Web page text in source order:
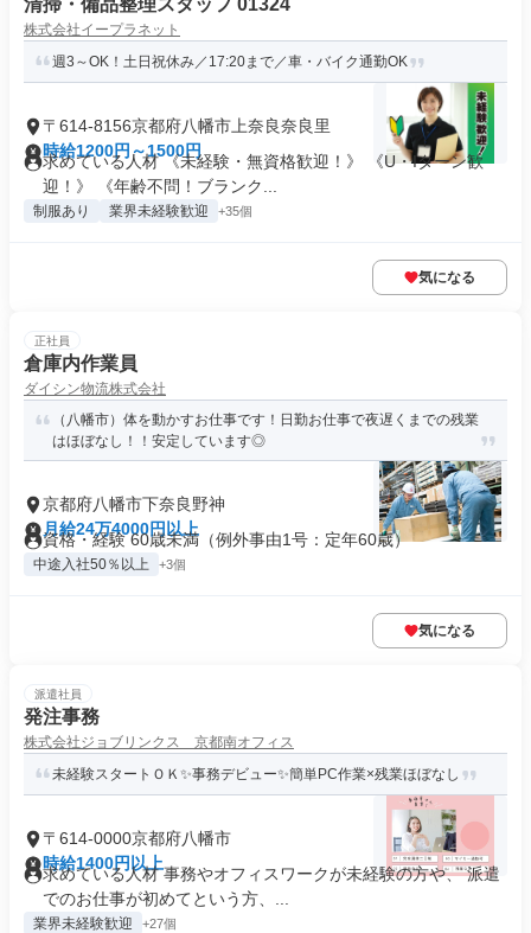
清掃・備品整理スタッフ 01324
株式会社イープラネット
週3～OK！土日祝休み／17:20まで／車・バイク通勤OK
〒614-8156京都府八幡市上奈良奈良里
時給1200円～1500円
求めている人材 《未経験・無資格歓迎！》 《U・Iターン歓
迎！》 《年齢不問！ブランク...
制服あり 業界未経験歓迎 +35個
気になる
正社員
倉庫内作業員
ダイシン物流株式会社
（八幡市）体を動かすお仕事です！日勤お仕事で夜遅くまでの残業
はほぼなし！！安定しています◎
京都府八幡市下奈良野神
月給24万4000円以上
資格・経験 60歳未満（例外事由1号：定年60歳）
中途入社50％以上 +3個
気になる
派遣社員
発注事務
株式会社ジョブリンクス 京都南オフィス
未経験スタートＯＫ✨事務デビュー✨簡単PC作業×残業ほぼなし
〒614-0000京都府八幡市
時給1400円以上
求めている人材 事務やオフィスワークが未経験の方や、 派遣
でのお仕事が初めてという方、...
業界未経験歓迎 +27個